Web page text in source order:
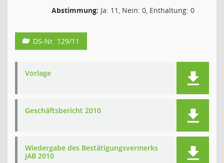
Abstimmung: Ja: 11, Nein: 0, Enthaltung: 0
DS-Nr. 129/11
Vorlage
Geschäftsbericht 2010
Wiedergabe des Bestätigungsvermerks
JAB 2010